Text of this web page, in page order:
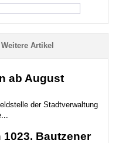
Weitere Artikel
ab August
der Stadtverwaltung
1023. Bautzener